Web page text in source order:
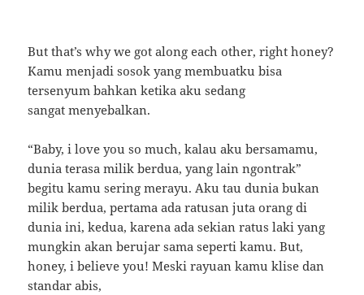
But that’s why we got along each other, right honey?
Kamu menjadi sosok yang membuatku bisa
tersenyum bahkan ketika aku sedang
sangat menyebalkan.
“Baby, i love you so much, kalau aku bersamamu,
dunia terasa milik berdua, yang lain ngontrak”
begitu kamu sering merayu. Aku tau dunia bukan
milik berdua, pertama ada ratusan juta orang di
dunia ini, kedua, karena ada sekian ratus laki yang
mungkin akan berujar sama seperti kamu. But,
honey, i believe you! Meski rayuan kamu klise dan
standar abis,